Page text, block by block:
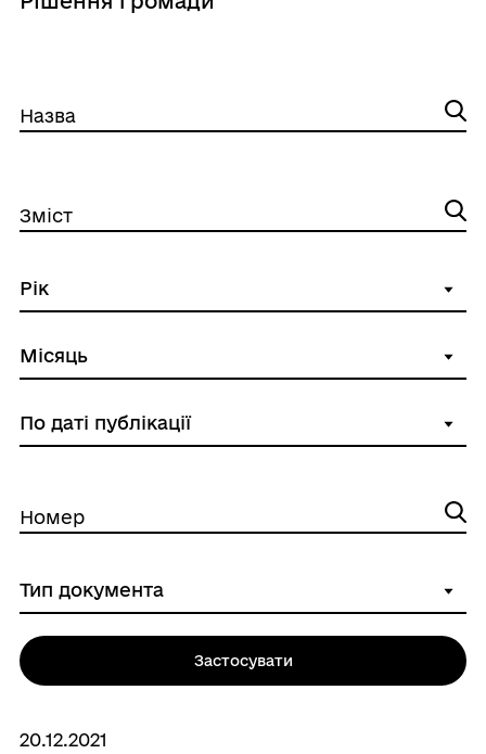
20.12.2021
Назва
Зміст
Номер
Застосувати